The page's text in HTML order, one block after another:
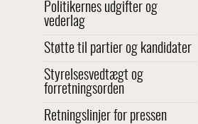
Politikernes udgifter og
vederlag
Støtte til partier og kandidater
Styrelsesvedtægt og
forretningsorden
Retningslinjer for pressen